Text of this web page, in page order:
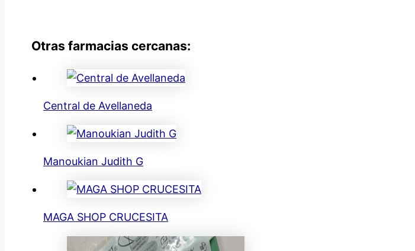
Otras farmacias cercanas:
Central de Avellaneda
Manoukian Judith G
MAGA SHOP CRUCESITA